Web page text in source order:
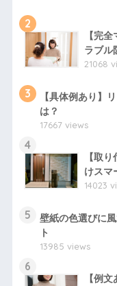
2
【完
ラブル
21068
3
【具体例あり】
は？
17667 views
4
【取
けスマ
14023
5
壁紙の色選びに
ト
13985 views
6
【例